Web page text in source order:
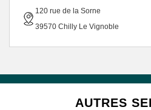
120 rue de la Sorne
39570 Chilly Le Vignoble
AUTRES